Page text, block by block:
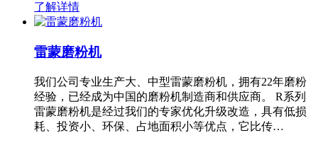
了解详情
雷蒙磨粉机
我们公司专业生产大、中型雷蒙磨粉机，拥有22年磨粉
经验，已经成为中国的磨粉机制造商和供应商。 R系列
雷蒙磨粉机是经过我们的专家优化升级改造，具有低损
耗、投资小、环保、占地面积小等优点，它比传…